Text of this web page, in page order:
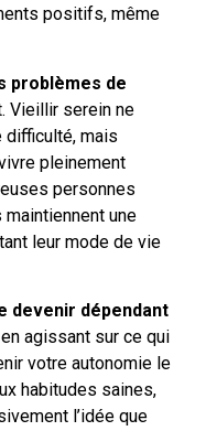
positifs, même
problèmes de
Vieillir serein ne
mais
pleinement
personnes
une
leur mode de vie
devenir dépendant
agissant sur ce qui
votre autonomie le
habitudes saines,
l’idée que